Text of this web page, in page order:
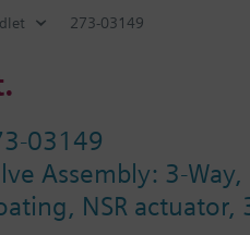
273-03149
03149
Assembly: 3-
NSR actuator,